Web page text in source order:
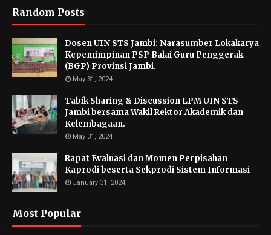
Random Posts
Dosen UIN STS Jambi: Narasumber Lokakarya
Kepemimpinan PSP Balai Guru Penggerak
(BGP) Provinsi Jambi.
May 31, 2024
Tabik Sharing & Discussion LPM UIN STS
Jambi bersama Wakil Rektor Akademik dan
Kelembagaan.
May 31, 2024
Rapat Evaluasi dan Momen Perpisahan
Kaprodi beserta Sekprodi Sistem Informasi
January 31, 2024
Most Popular